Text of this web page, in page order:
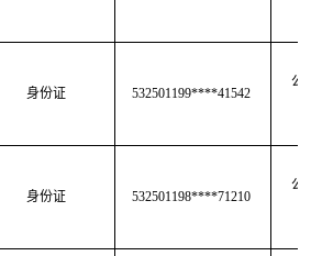
身份证 532501199****41542
公共
身份证 532501198****71210
公共